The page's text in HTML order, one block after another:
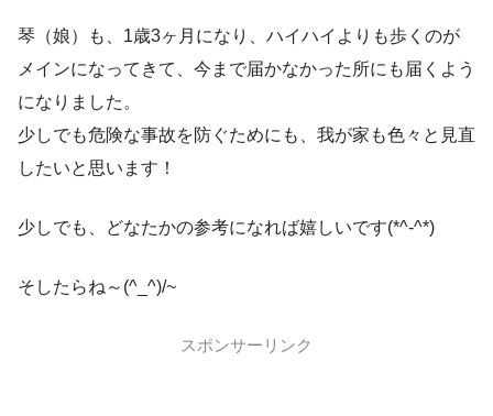
琴（娘）も、1歳3ヶ月になり、ハイハイよりも歩くのが
メインになってきて、今まで届かなかった所にも届くよう
になりました。
少しでも危険な事故を防ぐためにも、我が家も色々と見直
したいと思います！
少しでも、どなたかの参考になれば嬉しいです(*^-^*)
そしたらね～(^_^)/~
スポンサーリンク